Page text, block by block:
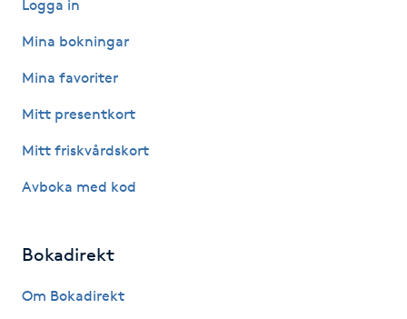
Meditation
Megavolymfransar
Mesoterapi
MicroPen
Logga in
Mina bokningar
Mina favoriter
Mitt presentkort
Mitt friskvårdskort
Avboka med kod
Bokadirekt
Om Bokadirekt